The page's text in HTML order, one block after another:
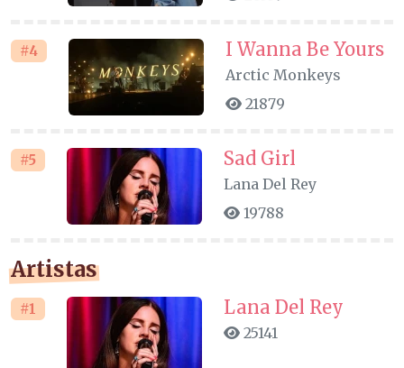
#4 I Wanna Be Yours
Arctic Monkeys
21879
#5 Sad Girl
Lana Del Rey
19788
Artistas
#1 Lana Del Rey
25141